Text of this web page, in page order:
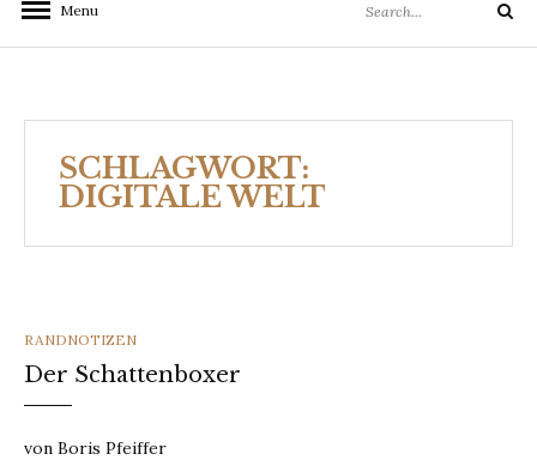
Menu
for:
Search
SCHLAGWORT:
DIGITALE WELT
CATEGORIES
RANDNOTIZEN
Der Schattenboxer
von Boris Pfeiffer